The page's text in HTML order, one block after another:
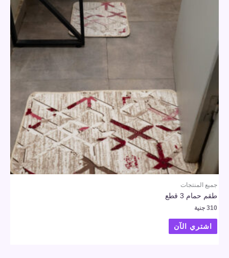
جميع المنتجات
طقم حمام 3 قطع
310 جنية
اشتري الآن